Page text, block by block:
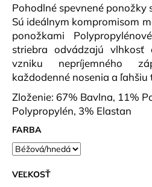
Pohodlné spevnené ponožky
Sú ideálnym kompromisom
ponožkami
striebra odvádzajú
vzniku nepríjemného
každodenné nosenia a ľahšiu
Zloženie: 67% Bavlna, 11%
Polypropylén, 3% Elastan
FARBA
VEĽKOSŤ
m
e
PÁNSKA
MIKINA
DANNY
MODRÁ
€69,90